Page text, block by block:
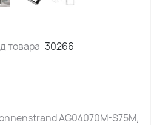
товара 30266
AG04070M-S75M,